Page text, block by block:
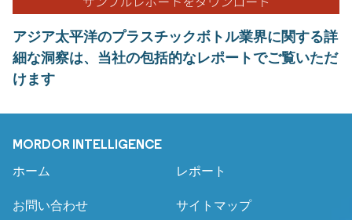
アジア太平洋のプラスチックボトル業界に関する詳
細な洞察は、当社の包括的なレポートでご覧いただ
けます
MORDOR INTELLIGENCE
ホーム レポート
お問い合わせ サイトマップ